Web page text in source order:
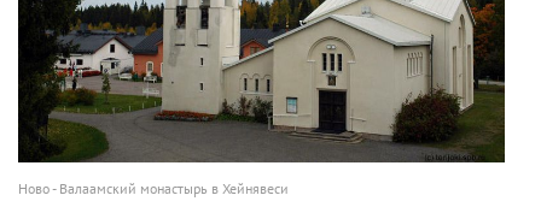
Ново - Валаамский монастырь в Хейнявеси